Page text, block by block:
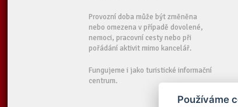
Provozní doba může být změněna
nebo omezena v případě dovolené,
nemoci, pracovní cesty nebo při
pořádání aktivit mimo kancelář.
Fungujeme i jako turistické informační
centrum.
Používáme